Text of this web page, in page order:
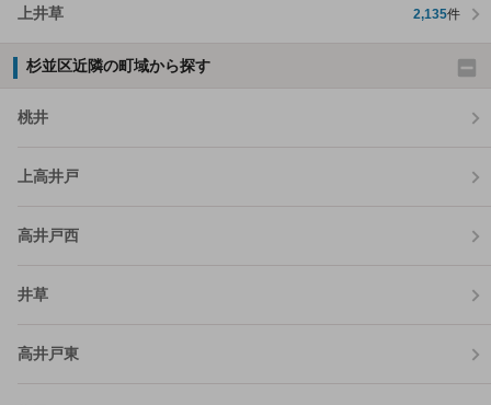
上井草 2,135件
杉並区近隣の町域から探す
桃井
上高井戸
高井戸西
井草
高井戸東